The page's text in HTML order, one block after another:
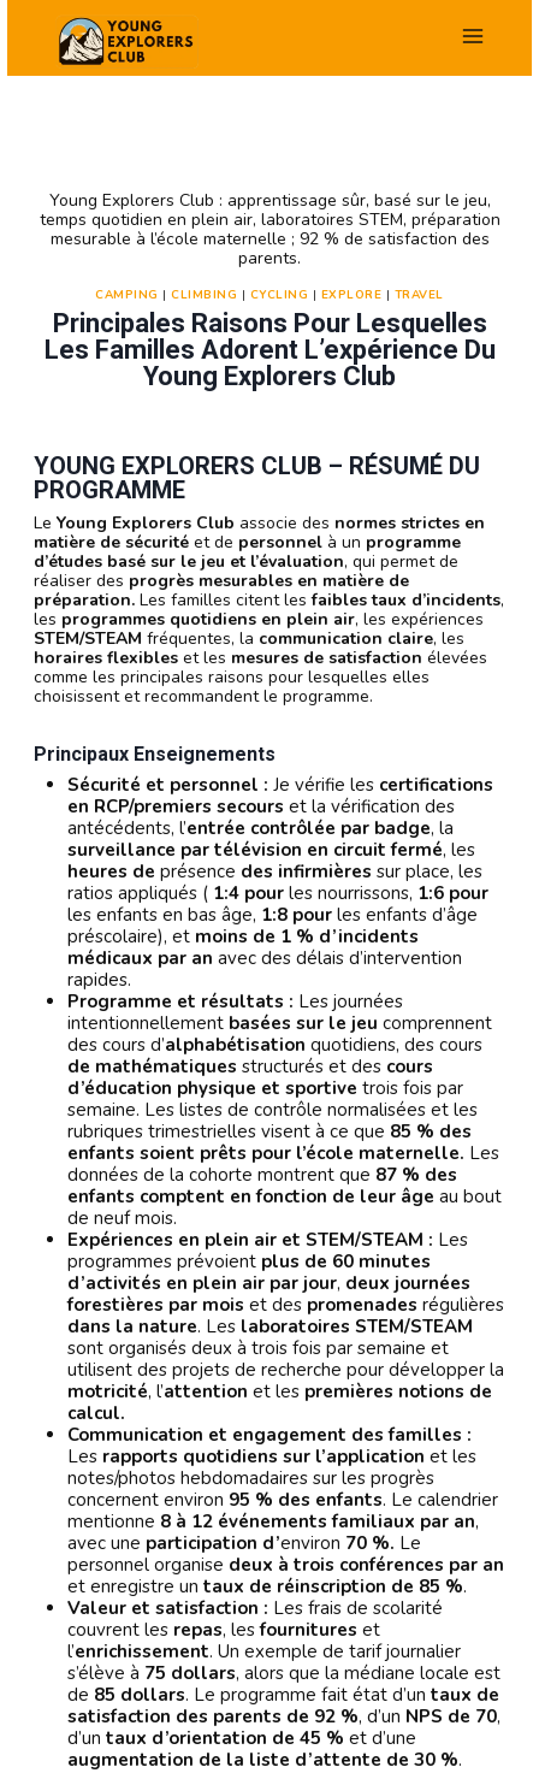
contenu
Principales Raisons Pour Lesquelles
Les Familles Adorent L’expérience Du
Young Explorers Club
CAMPING |CLIMBING | CYCLING | EXPLORE | TRAVEL
Young Explorers Club : apprentissage sûr, basé sur le jeu,
temps quotidien en plein air, laboratoires STEM, préparation
mesurable à l’école maternelle ; 92 % de satisfaction des
parents.
YOUNG EXPLORERS CLUB – RÉSUMÉ DU
PROGRAMME
Le Young Explorers Club associe des normes strictes en
matière de sécurité et de personnel à un programme
d’études basé sur le jeu et l’évaluation, qui permet de
réaliser des progrès mesurables en matière de
préparation. Les familles citent lesfaibles taux d’incidents,
les programmes quotidiens en plein air, les expériences
STEM/STEAM fréquentes, la communication claire, les
horaires flexibles et les mesures de satisfaction élevées
comme les principales raisons pour lesquelles elles
choisissent et recommandent le programme.
Principaux Enseignements
Sécurité et personnel : Je vérifie les certifications
en RCP/premiers secours et la vérification des
antécédents, l’entrée contrôlée par badge, la
surveillance par télévision en circuit fermé, les
heures de présence des infirmières sur place, les
ratios appliqués ( 1:4 pour les nourrissons, 1:6 pour
les enfants en bas âge, 1:8 pour les enfants d’âge
préscolaire), et moins de 1 % d’incidents
médicaux par an avec des délais d’intervention
rapides.
Programme et résultats : Les journées
intentionnellement basées sur le jeu comprennent
des cours d’alphabétisation quotidiens, des cours
de mathématiques structurés et des cours
d’éducation physique et sportive trois fois par
semaine. Les listes de contrôle normalisées et les
rubriques trimestrielles visent à ce que 85 % des
enfants soient prêts pour l’école maternelle. Les
données de la cohorte montrent que 87 % des
enfants comptent en fonction de leur âge au bout
de neuf mois.
Expériences en plein air et STEM/STEAM : Les
programmes prévoient plus de 60 minutes
d’activités en plein air par jour, deux journées
forestières par mois et des promenades régulières
dans la nature. Les laboratoires STEM/STEAM
sont organisés deux à trois fois par semaine et
utilisent des projets de recherche pour développer la
motricité, l’attention et les premières notions de
calcul.
Communication et engagement des familles :
Les rapports quotidiens sur l’application et les
notes/photos hebdomadaires sur les progrès
concernent environ 95 % des enfants. Le calendrier
mentionne 8 à 12 événements familiaux par an,
avec une participation d’environ 70 %. Le
personnel organise deux à trois conférences par an
et enregistre un taux de réinscription de 85 %.
Valeur et satisfaction : Les frais de scolarité
couvrent les repas, lesfournitures et
l’enrichissement. Un exemple de tarif journalier
s’élève à 75 dollars, alors que la médiane locale est
de 85 dollars. Le programme fait état d’un taux de
satisfaction des parents de 92 %, d’un NPS de 70,
d’un taux d’orientation de 45 % et d’une
augmentation de la liste d’attente de 30 %.